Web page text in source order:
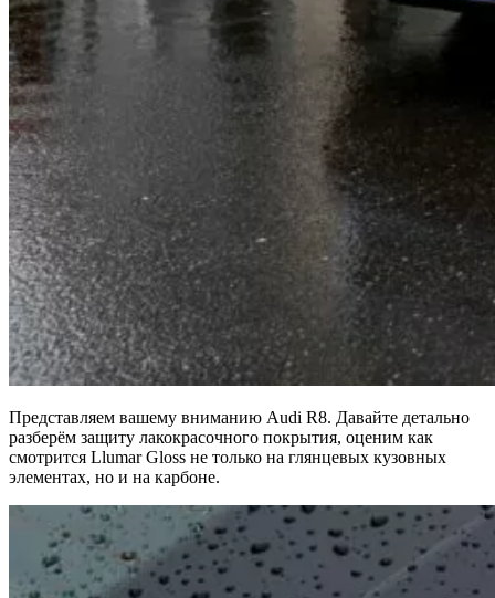
Представляем вашему вниманию Audi R8. Давайте детально
разберём защиту лакокрасочного покрытия, оценим как
смотрится Llumar Gloss не только на глянцевых кузовных
элементах, но и на карбоне.